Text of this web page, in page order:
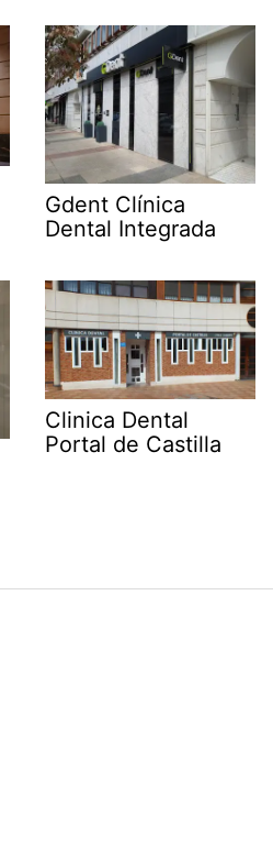
Gdent Clínica
Dental Integrada
Clinica Dental
Portal de Castilla